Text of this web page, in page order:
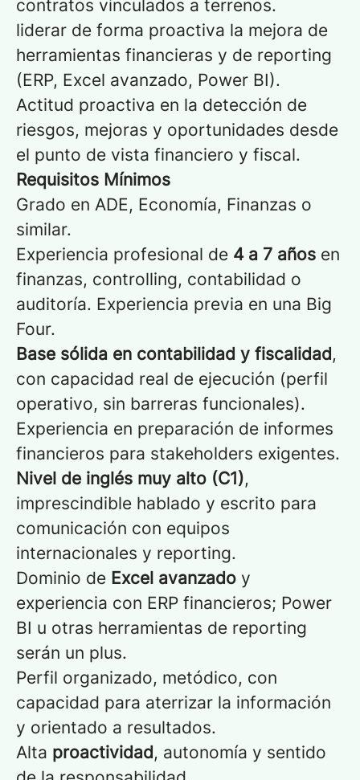
contratos vinculados a terrenos.
liderar de forma proactiva la mejora de
herramientas financieras y de reporting
(ERP, Excel avanzado, Power BI).
Actitud proactiva en la detección de
riesgos, mejoras y oportunidades desde
el punto de vista financiero y fiscal.
Requisitos Mínimos
Grado en ADE, Economía, Finanzas o
similar.
Experiencia profesional de 4 a 7 años en
finanzas, controlling, contabilidad o
auditoría. Experiencia previa en una Big
Four.
Base sólida en contabilidad y fiscalidad,
con capacidad real de ejecución (perfil
operativo, sin barreras funcionales).
Experiencia en preparación de informes
financieros para stakeholders exigentes.
Nivel de inglés muy alto (C1),
imprescindible hablado y escrito para
comunicación con equipos
internacionales y reporting.
Dominio de Excel avanzado y
experiencia con ERP financieros; Power
BI u otras herramientas de reporting
serán un plus.
Perfil organizado, metódico, con
capacidad para aterrizar la información
y orientado a resultados.
Alta proactividad, autonomía y sentido